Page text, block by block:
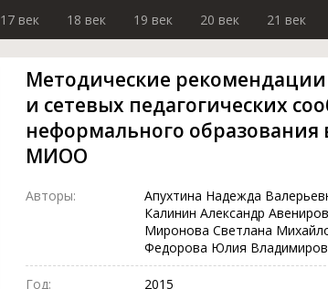
17 век 18 век 19 век 20 век 21 век
Методические
и сетевых педагогических
неформального
МИОО
Авторы:
Апухтина Надежда
Калинин Александр
Миронова Светлана
Федорова Юлия
Год: 2015